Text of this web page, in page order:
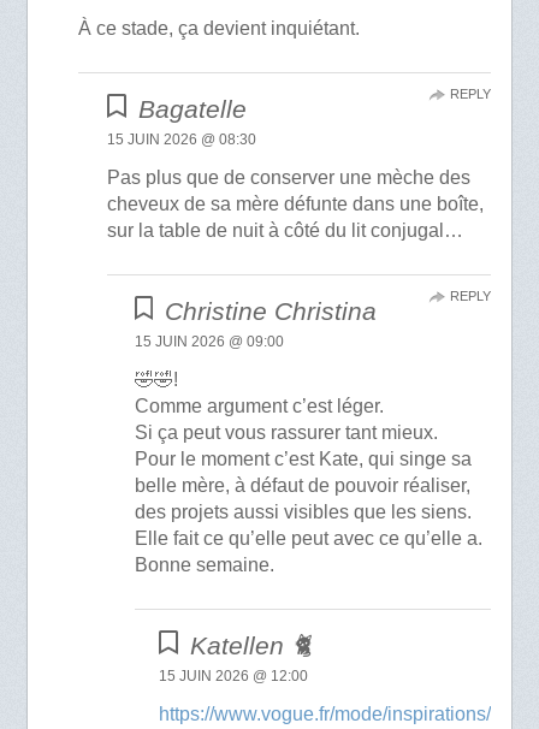
À ce stade, ça devient inquiétant.
Bagatelle
15 JUIN 2026 @ 08:30
Pas plus que de conserver une mèche des
cheveux de sa mère défunte dans une boîte,
sur la table de nuit à côté du lit conjugal…
REPLY
Christine Christina
15 JUIN 2026 @ 09:00
🤣🤣!
Comme argument c’est léger.
Si ça peut vous rassurer tant mieux.
Pour le moment c’est Kate, qui singe sa
belle mère, à défaut de pouvoir réaliser,
des projets aussi visibles que les siens.
Elle fait ce qu’elle peut avec ce qu’elle a.
Bonne semaine.
REPLY
Katellen 🐈
15 JUIN 2026 @ 12:00
https://www.vogue.fr/mode/inspirations/